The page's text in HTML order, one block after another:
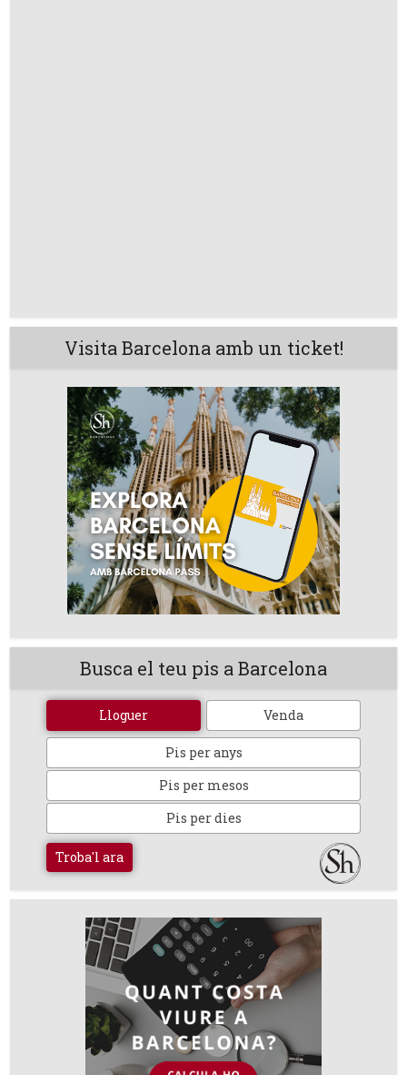
Visita Barcelona amb un ticket!
Busca el teu pis a Barcelona
Lloguer Venda
Pis per anys
Pis per mesos
Pis per dies
Troba'l ara